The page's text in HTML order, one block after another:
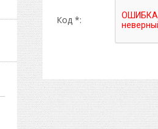
Код *: